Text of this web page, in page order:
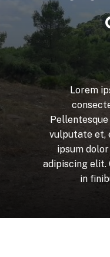
Lorem
Pellentesque
vulputate et,
ipsum dolor
adipiscing elit.
in